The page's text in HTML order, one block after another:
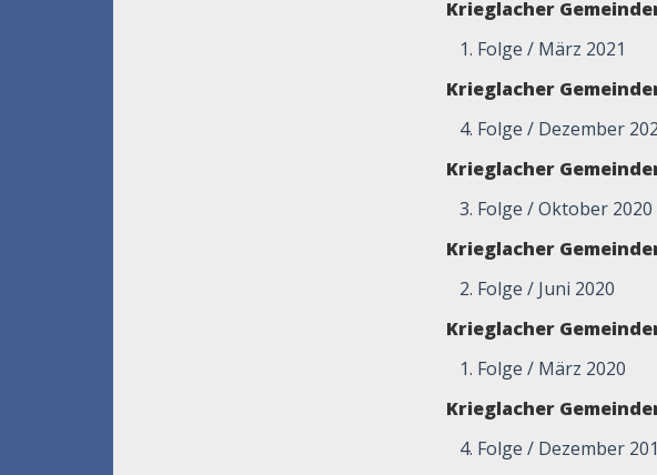
Krieglacher
1. Folge / März 2021
Krieglacher
4. Folge / Dezember
Krieglacher
3. Folge / Oktober 2020
Krieglacher
2. Folge / Juni 2020
Krieglacher
1. Folge / März 2020
Krieglacher
4. Folge / Dezember